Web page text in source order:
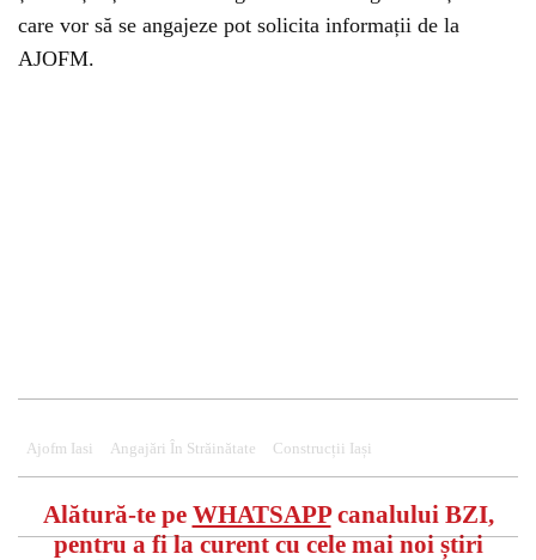
care vor să se angajeze pot solicita informații de la
AJOFM.
Ajofm Iasi Angajări În Străinătate Construcții Iași
Alătură-te pe WHATSAPPcanalului BZI,
pentru a fi la curent cu cele mai noi știri